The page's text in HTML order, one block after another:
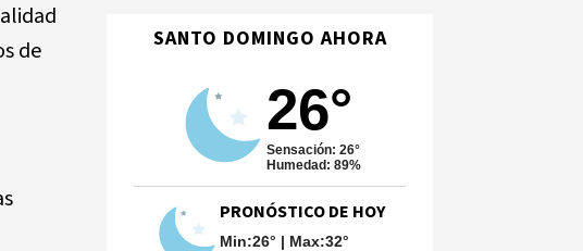
de
SANTO DOMINGO AHORA
26°
Sensación: 26°
Humedad: 89%
PRONÓSTICO DE HOY
Min:26° | Max:32°